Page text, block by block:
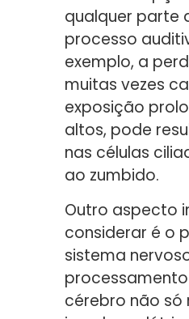
qualquer parte
processo
exemplo, a
muitas vezes
exposição
altos, pode
nas células
ao zumbido.
Outro aspecto
considerar é o
sistema
cérebro não só